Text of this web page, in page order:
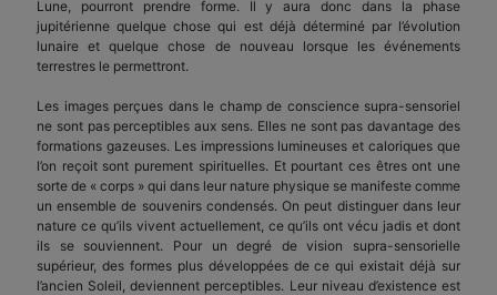
Lune, pourront prendre forme. Il y aura donc dans la phase
jupitérienne quelque chose qui est déjà déterminé par l’évolution
lunaire et quelque chose de nouveau lorsque les événements
terrestres le permettront.
Les images perçues dans le champ de conscience supra-sensoriel
ne sont pas perceptibles aux sens. Elles ne sont pas davantage des
formations gazeuses. Les impressions lumineuses et caloriques que
l’on reçoit sont purement spirituelles. Et pourtant ces êtres ont une
sorte de « corps » qui dans leur nature physique se manifeste comme
un ensemble de souvenirs condensés. On peut distinguer dans leur
nature ce qu’ils vivent actuellement, ce qu’ils ont vécu jadis et dont
ils se souviennent. Pour un degré de vision supra-sensorielle
supérieur, des formes plus développées de ce qui existait déjà sur
l’ancien Soleil, deviennent perceptibles. Leur niveau d’existence est